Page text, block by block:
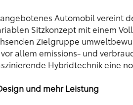
Automobil vereint
Sitzkonzept mit einem
Zielgruppe
allem emissions- und
Hybridtechnik eine
und mehr Leistung